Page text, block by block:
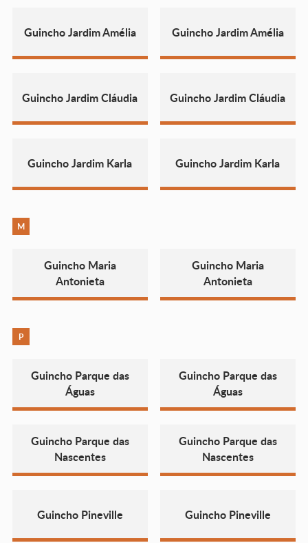
Guincho Jardim Amélia Guincho Jardim Amélia
Guincho Jardim Cláudia Guincho Jardim Cláudia
Guincho Jardim Karla Guincho Jardim Karla
M
Guincho Maria
Antonieta
Guincho Maria
Antonieta
P
Guincho Parque das
Águas
Guincho Parque das
Águas
Guincho Parque das
Nascentes
Guincho Parque das
Nascentes
Guincho Pineville Guincho Pineville